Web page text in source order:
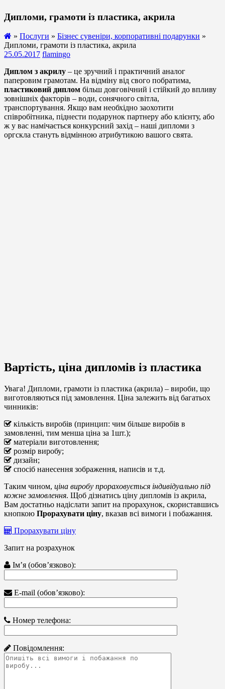
Дипломи, грамоти із пластика, акрила
» Послуги » Бізнес сувеніри, корпоративні подарунки »
Дипломи, грамоти із пластика, акрила
25.05.2017 flamingo
Диплом з акрилу – це зручний і практичний аналог
паперовим грамотам. На відміну від свого побратима,
пластиковий диплом більш довговічний і стійкий до впливу
зовнішніх факторів – води, сонячного світла,
транспортування. Якщо вам необхідно заохотити
співробітника, піднести подарунок партнеру або клієнту, або
ж у вас намічається конкурсний захід – наші дипломи з
оргскла стануть відмінною атрибутикою вашого свята.
Вартість, ціна дипломів із пластика
Увага! Дипломи, грамоти із пластика (акрила) – вироби, що
виготовляються під замовлення. Ціна залежить від багатьох
чинників:
кількість виробів (принцип: чим більше виробів в
замовленні, тим менша ціна за 1шт.);
матеріали виготовлення;
розмір виробу;
дизайн;
спосіб нанесення зображення, написів и т.д.
Таким чином, ціна виробу прораховується індивідуально під
кожне замовлення. Щоб дізнатись ціну дипломів із акрила,
Вам достатньо надіслати запит на прорахунок, скориставшись
кнопкою Прорахувати ціну, вказав всі вимоги і побажання.
Прорахувати ціну
Запит на розрахунок
Ім’я (обов’язково):
E-mail (обов’язково):
Номер телефона:
Повідомлення: